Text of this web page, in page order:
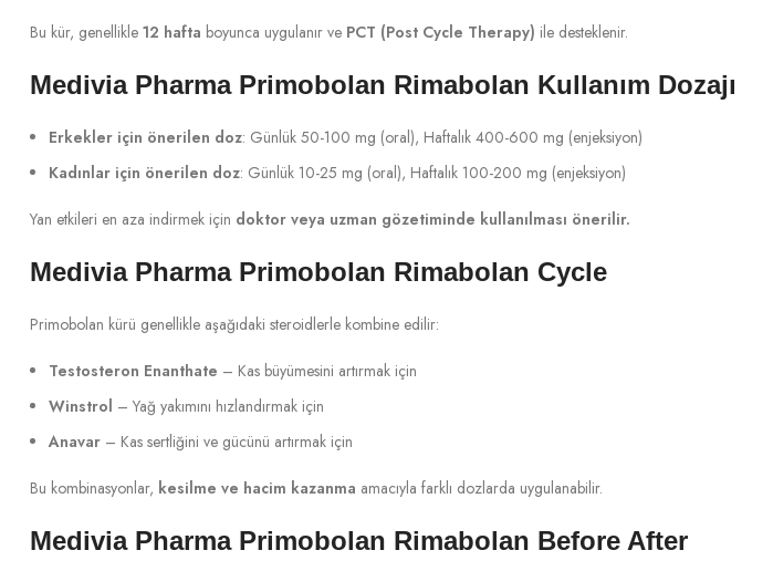
Bu kür, genellikle 12 hafta boyunca uygulanır ve PCT (Post Cycle Therapy) ile desteklenir.
Medivia Pharma Primobolan Rimabolan Kullanım Dozajı
Erkekler için önerilen doz: Günlük 50-100 mg (oral), Haftalık 400-600 mg (enjeksiyon)
Kadınlar için önerilen doz: Günlük 10-25 mg (oral), Haftalık 100-200 mg (enjeksiyon)
Yan etkileri en aza indirmek için doktor veya uzman gözetiminde kullanılması önerilir.
Medivia Pharma Primobolan Rimabolan Cycle
Primobolan kürü genellikle aşağıdaki steroidlerle kombine edilir:
Testosteron Enanthate – Kas büyümesini artırmak için
Winstrol – Yağ yakımını hızlandırmak için
Anavar – Kas sertliğini ve gücünü artırmak için
Bu kombinasyonlar, kesilme ve hacim kazanma amacıyla farklı dozlarda uygulanabilir.
Medivia Pharma Primobolan Rimabolan Before After